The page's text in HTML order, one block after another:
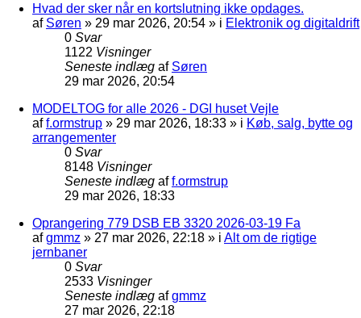
Hvad der sker når en kortslutning ikke opdages.
af Søren » 29 mar 2026, 20:54 » i Elektronik og digitaldrift
0 Svar
1122 Visninger
Seneste indlæg af Søren
29 mar 2026, 20:54
MODELTOG for alle 2026 - DGI huset Vejle
aff.ormstrup » 29 mar 2026, 18:33 » i Køb, salg, bytte og
arrangementer
0 Svar
8148 Visninger
Seneste indlæg aff.ormstrup
29 mar 2026, 18:33
Oprangering 779 DSB EB 3320 2026-03-19 Fa
afgmmz » 27 mar 2026, 22:18 » i Alt om de rigtige
jernbaner
0 Svar
2533 Visninger
Seneste indlæg afgmmz
27 mar 2026, 22:18